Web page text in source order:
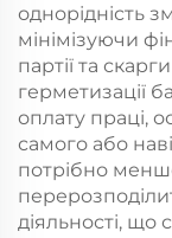
однорідність
мінімізуючи
партії та
герметизації
оплату праці,
самого або
потрібно
діяльності, що